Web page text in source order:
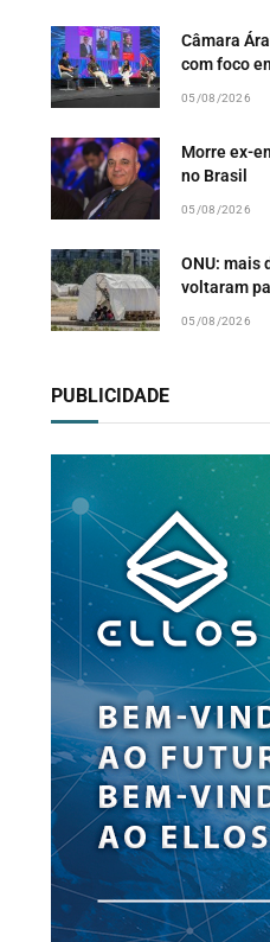
Câmara
com foco
05/08/2026
Morre ex-
no Brasil
05/08/2026
ONU: mais
voltaram
05/08/2026
PUBLICIDADE